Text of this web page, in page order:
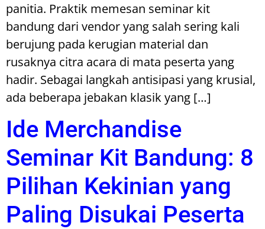
panitia. Praktik memesan seminar kit
bandung dari vendor yang salah sering kali
berujung pada kerugian material dan
rusaknya citra acara di mata peserta yang
hadir. Sebagai langkah antisipasi yang krusial,
ada beberapa jebakan klasik yang […]
Ide Merchandise
Seminar Kit Bandung: 8
Pilihan Kekinian yang
Paling Disukai Peserta